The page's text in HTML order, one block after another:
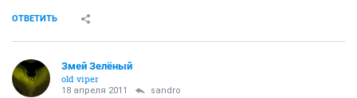
ОТВЕТИТЬ
Змей Зелёный
old viper
18 апреля 2011 sandro